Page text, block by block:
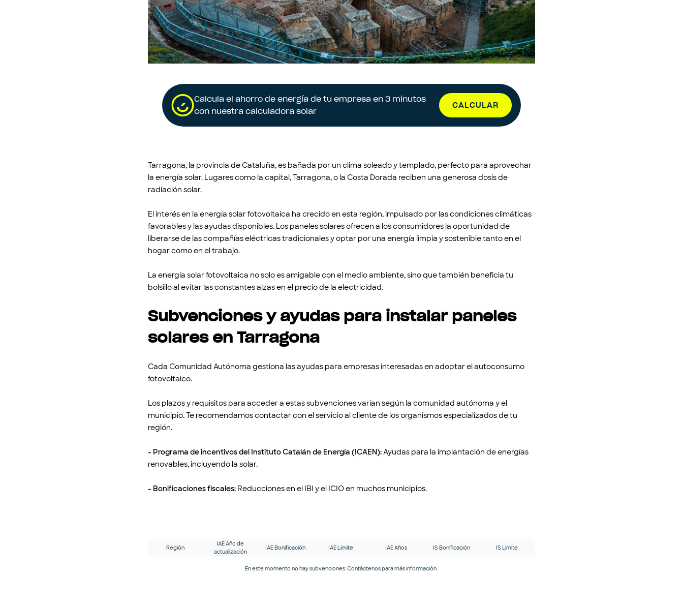
Calcula el ahorro de energía de tu empresa en 3 minutos
con nuestra calculadora solar
CALCULAR
Tarragona, la provincia de Cataluña, es bañada por un clima soleado y templado, perfecto para aprovechar
la energía solar. Lugares como la capital, Tarragona, o la Costa Dorada reciben una generosa dosis de
radiación solar.
El interés en la energía solar fotovoltaica ha crecido en esta región, impulsado por las condiciones climáticas
favorables y las ayudas disponibles. Los paneles solares ofrecen a los consumidores la oportunidad de
liberarse de las compañías eléctricas tradicionales y optar por una energía limpia y sostenible tanto en el
hogar como en el trabajo.
La energía solar fotovoltaica no solo es amigable con el medio ambiente, sino que también beneficia tu
bolsillo al evitar las constantes alzas en el precio de la electricidad.
Subvenciones y ayudas para instalar paneles
solares en Tarragona
Cada Comunidad Autónoma gestiona las ayudas para empresas interesadas en adoptar el autoconsumo
fotovoltaico.
Los plazos y requisitos para acceder a estas subvenciones varían según la comunidad autónoma y el
municipio. Te recomendamos contactar con el servicio al cliente de los organismos especializados de tu
región.
- Programa de incentivos del Instituto Catalán de Energía (ICAEN):Ayudas para la implantación de energías
renovables, incluyendo la solar.
- Bonificaciones fiscales: Reducciones en el IBI y el ICIO en muchos municipios.
Región
IAE Año de
actualización
IAE Bonificación IAE Limite IAE Años IS Bonificación IS Limite
En este momento no hay subvenciones. Contáctenos para más información.